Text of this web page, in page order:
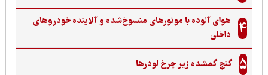
هوای آلوده با موتورهای منسوخ‌شده و آلاینده خودروهای
داخلی
گنجِ گمشده زیر چرخ لودرها